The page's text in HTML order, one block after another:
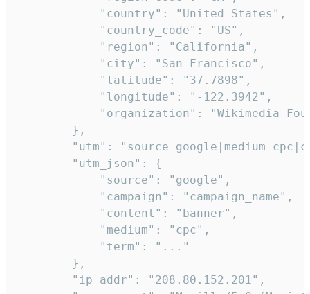
            "country": "United States",
            "country_code": "US",
            "region": "California",
            "city": "San Francisco",
            "latitude": "37.7898",
            "longitude": "-122.3942",
"organization": "Wikimedia
        },
"utm":
        "utm_json": {
            "source": "google",
            "campaign": "campaign_name",
            "content": "banner",
            "medium": "cpc",
            "term": "..."
        },
        "ip_addr": "208.80.152.201",